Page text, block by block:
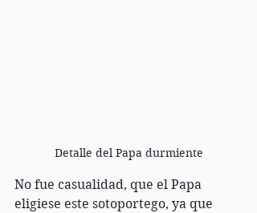
Detalle del Papa durmiente
No fue casualidad, que el Papa
eligiese este sotoportego, ya que